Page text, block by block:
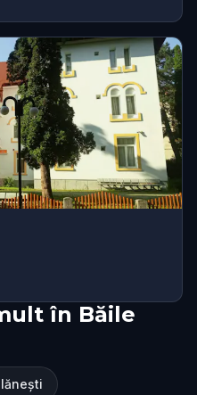
în Băile